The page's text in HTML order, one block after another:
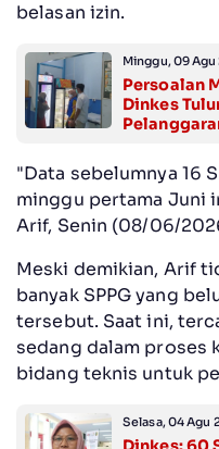
belasan izin.
Minggu, 09
Persoalan
Dinkes
"Data sebelumnya 16
minggu pertama Juni
Arif, Senin (08/06/
Meski demikian, Arif
banyak SPPG yang
tersebut. Saat ini,
sedang dalam proses
bidang teknis untuk
Selasa, 04 Agu